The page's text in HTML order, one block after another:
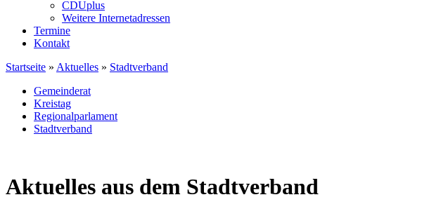
CDUplus
Weitere Internetadressen
Termine
Kontakt
Startseite » Aktuelles » Stadtverband
Gemeinderat
Kreistag
Regionalparlament
Stadtverband
Aktuelles aus dem Stadtverband